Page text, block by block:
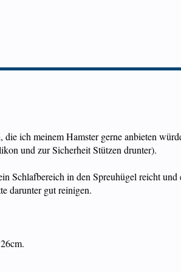
ich meinem Hamster gerne anbieten
und zur Sicherheit Stützen drunter).
Schlafbereich in den Spreuhügel reicht
darunter gut reinigen.